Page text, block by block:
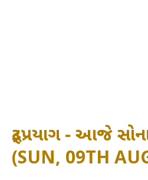
રૂદ્રપ્રયાગ - આજે
(SUN, 09TH